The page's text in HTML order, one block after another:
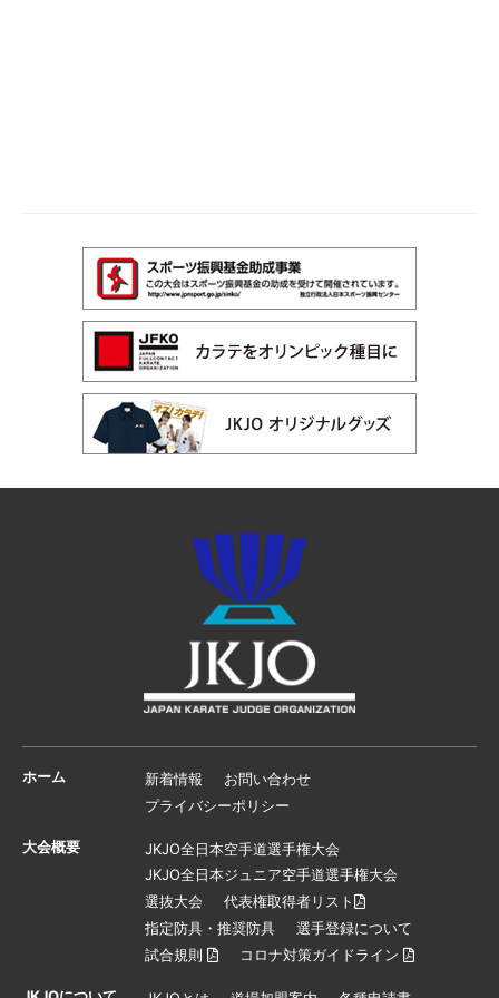
ホーム 新着情報
お問い合わせ
プライバシーポリシー
大会概要
JKJO全日本空手道選手権大会
JKJO全日本ジュニア空手道選手権大会
選抜大会
代表権取得者リスト
指定防具・推奨防具
選手登録について
試合規則
コロナ対策ガイドライン